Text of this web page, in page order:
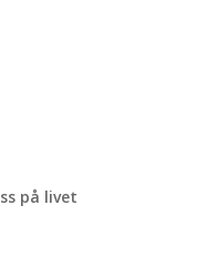
på livet